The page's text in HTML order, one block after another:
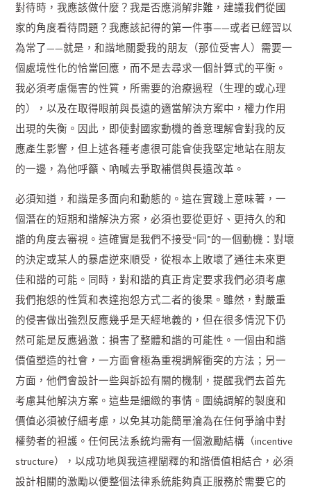
對待時，我應該做什麼？我是否應消解非難，建議我們從國
家的角度看待問題？我應該記得的第一件事——或者已經習以
為常了——就是，和諧地關愛我的朋友（那位受害人）需要一
個處境性化的恰當回應，而不是去尋求一個計算式的平衡。
我必須考慮傷害的性質，所需要的治療過程（生理的或心理
的），以及在取得眼前與長遠的適當解決方案中，權力作用
出現的失衡。因此，即使對國家動機的善意理解會對我的反
應產生影響，但上述各種考慮很可能會使我堅定地站在朋友
的一邊，為他呼籲、吶喊去爭取補償與長遠改革。
必須知道，和諧是多面向和動態的。這在實踐上意味著，一
個潛在的短期和諧解決方案，必須也要從更好、更持久的和
諧的角度去審視。這確實是我們不接受“同”的一個動機：對壞
的決定或某人的暴虐逆來順受，從根本上敗壞了通往未來更
佳和諧的可能。同時，對和諧的真正肯定要求我們必須考慮
我們抱怨的性質和表達抱怨方式二者的後果。雖然，對嚴重
的侵害做出強烈反應幾乎是天經地義的，但在很多情況下仍
然可能是反應過激：損害了整體和諧的可能性。一個由和諧
價值塑造的社會，一方面會極為重視調解衝突的方法；另一
方面，他們會設計一些與訴訟有關的機制，提醒我們去首先
考慮其他解決方案。這些是細緻的事情。圍繞調解的製度和
價值必須被仔細考慮，以免其功能簡單淪為在任何爭論中對
權勢者的袒護。任何民法系統均需有一個激勵結構（incentive
structure），以成功地與我這裡闡釋的和諧價值相結合，必須
設計相關的激勵以便整個法律系統能夠真正服務於需要它的